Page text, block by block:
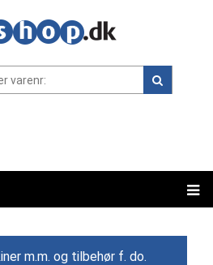
m.m. og tilbehør f. do.